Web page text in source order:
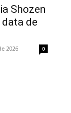
Shozen
de
2026 0